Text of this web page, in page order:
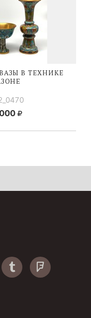
В ТЕХНИКЕ